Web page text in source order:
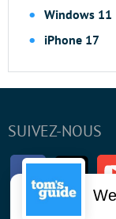
Windows 11
iPhone 17
SUIVEZ-NOUS
Facebook